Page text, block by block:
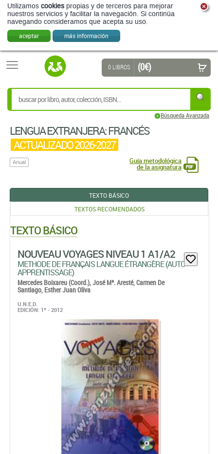
Utilizamos cookies propias y de terceros para mejorar
nuestros servicios y facilitar la navegación. Si continúa
navegando consideramos que acepta su uso.
aceptar más información
Búsqueda Avanzada
0 LIBROS (0 €)
LENGUA EXTRANJERA: FRANCÉS
ACTUALIZADO 2026-2027
Anual Guía metodológica
de la asignatura
TEXTO BÁSICO
TEXTOS RECOMENDADOS
TEXTO BÁSICO
NOUVEAU VOYAGES NIVEAU 1 A1/A2
METHODE DE FRANÇAIS LANGUE ÉTRANGÈRE (AUTO-
APPRENTISSAGE)
Mercedes Boixareu (Coord.),José Mª. Aresté,Carmen De
Santiago, Esther Juan Oliva
U.N.E.D.
EDICIÓN: 1ª - 2012